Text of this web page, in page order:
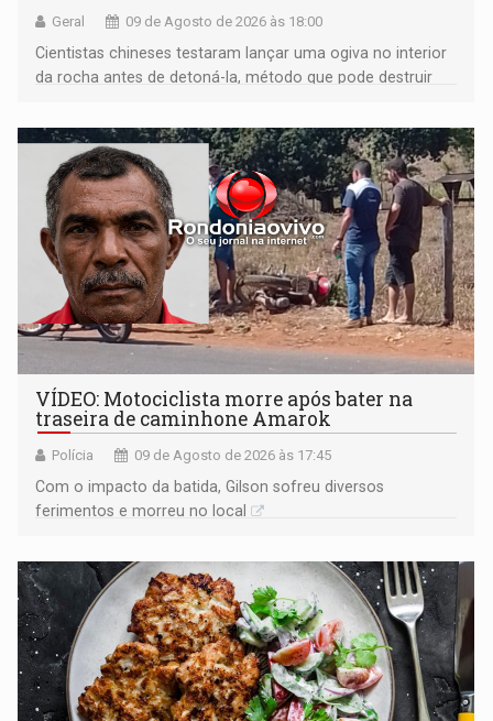
Geral 09 de Agosto de 2026 às 18:00
Cientistas chineses testaram lançar uma ogiva no interior
da rocha antes de detoná-la, método que pode destruir
VÍDEO: Motociclista morre após bater na
traseira de caminhone Amarok
Polícia 09 de Agosto de 2026 às 17:45
​Com o impacto da batida, Gilson sofreu diversos
ferimentos e morreu no local